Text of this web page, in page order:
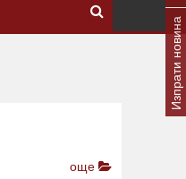
още
Изпрати новина